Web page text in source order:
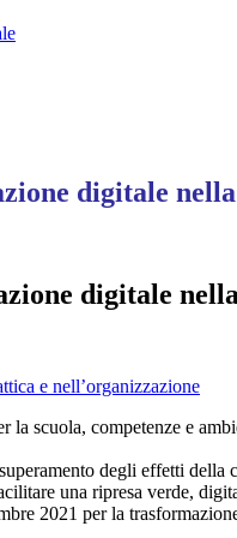
digitale
digitale
e nell’organizzazione
scuola, competenze e
degli effetti
una ripresa verde,
2021 per la